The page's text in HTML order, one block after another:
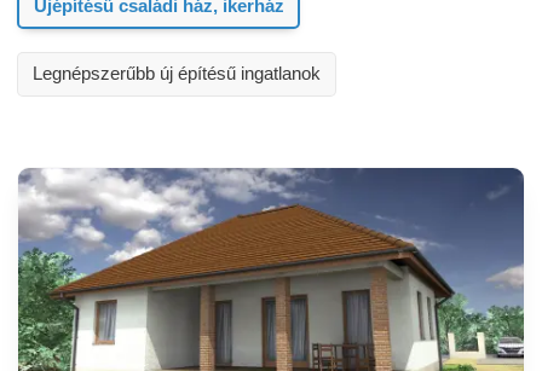
Újépítésű családi ház, ikerház
Legnépszerűbb új építésű ingatlanok